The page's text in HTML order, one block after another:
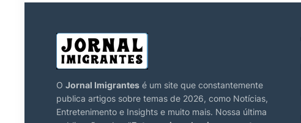
O Jornal Imigrantes é um site que constantemente
publica artigos sobre temas de 2026, como Notícias,
Entretenimento e Insights e muito mais. Nossa última